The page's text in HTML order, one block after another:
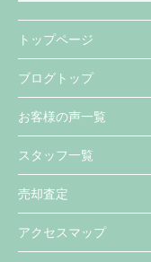
トップページ
ブログトップ
お客様の声一覧
スタッフ一覧
売却査定
アクセスマップ